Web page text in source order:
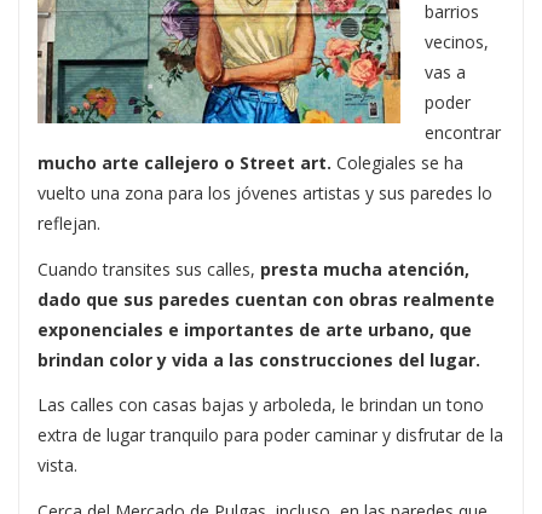
barrios
vecinos,
vas a
poder
encontrar
mucho arte callejero o Street art. Colegiales se ha
vuelto una zona para los jóvenes artistas y sus paredes lo
reflejan.
Cuando transites sus calles, presta mucha atención,
dado que sus paredes cuentan con obras realmente
exponenciales e importantes de arte urbano, que
brindan color y vida a las construcciones del lugar.
Las calles con casas bajas y arboleda, le brindan un tono
extra de lugar tranquilo para poder caminar y disfrutar de la
vista.